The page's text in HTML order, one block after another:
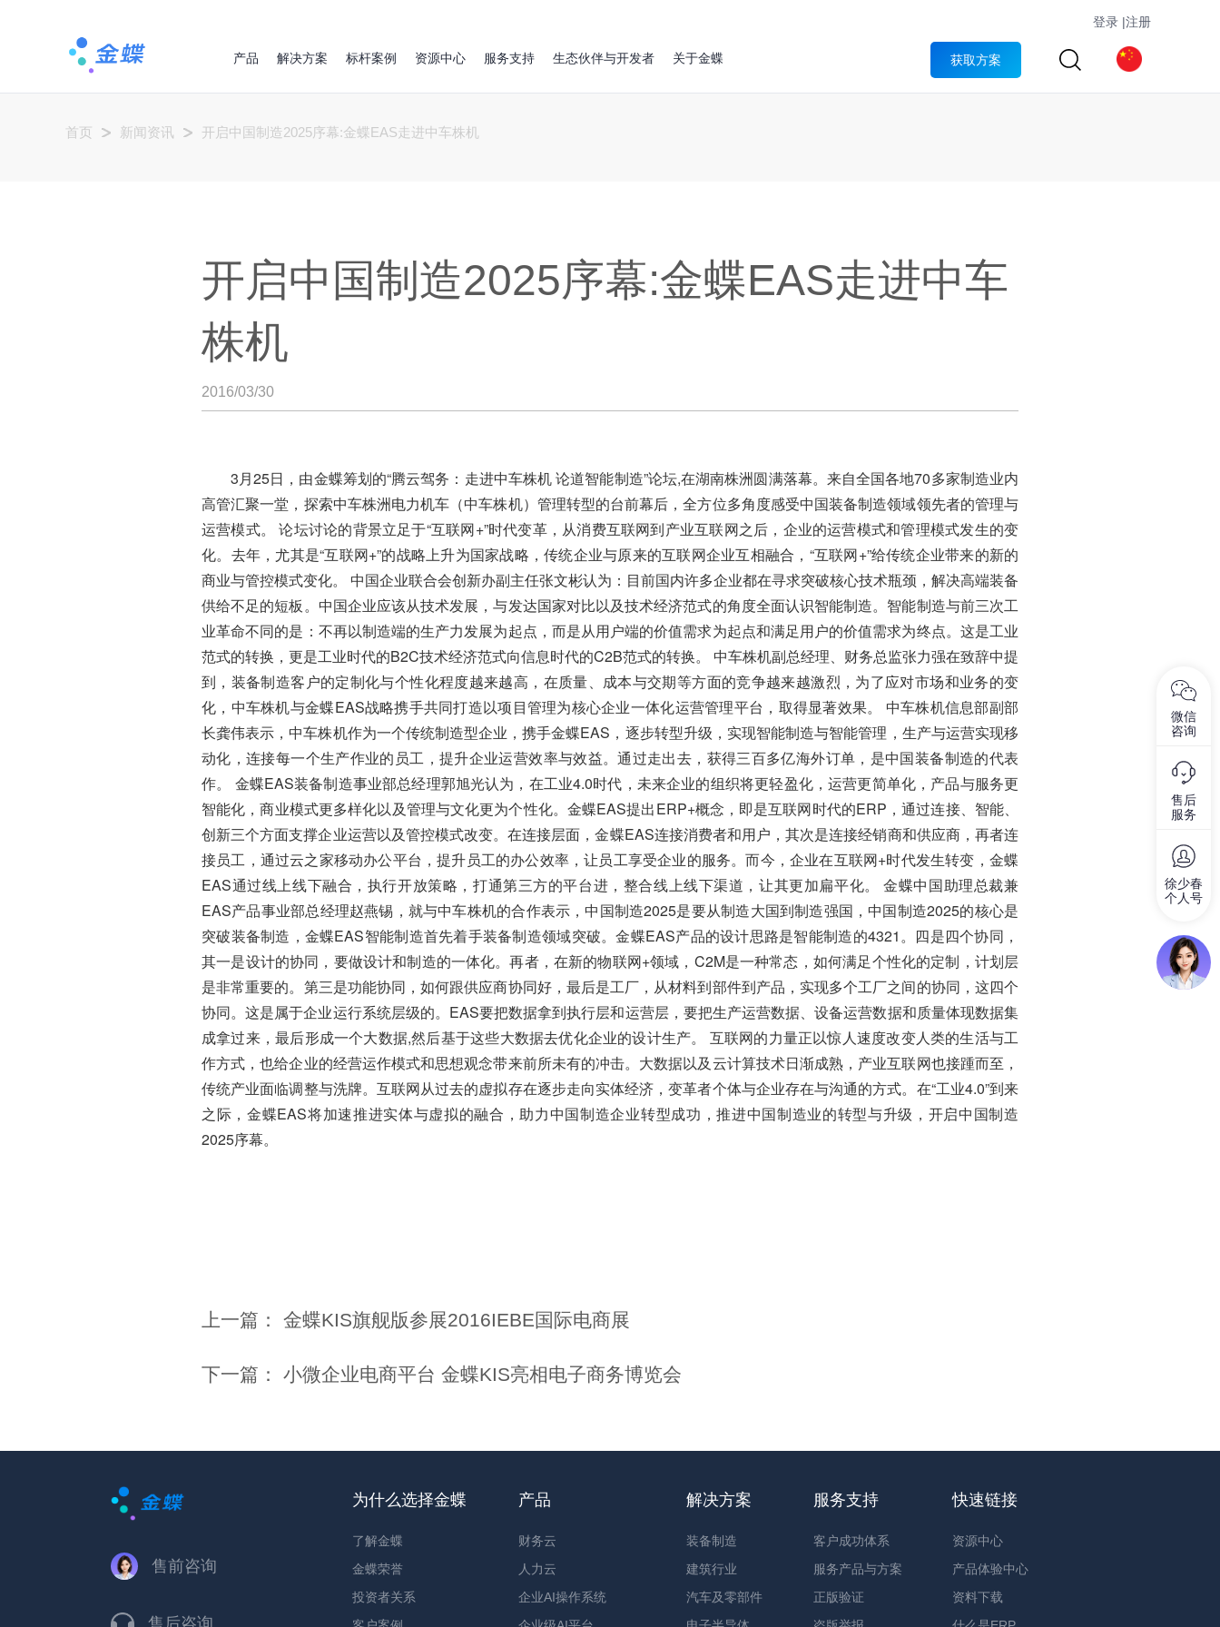
登录 |注册
产品 解决方案 标杆案例 资源中心 服务支持 生态伙伴与开发者 关于金蝶 获取方案
首页 新闻资讯 开启中国制造2025序幕:金蝶EAS走进中车株机
开启中国制造2025序幕:金蝶EAS走进中车
株机
2016/03/30
3月25日，由金蝶筹划的“腾云驾务：走进中车株机 论道智能制造”论坛,在湖南株洲圆满落幕。来自全国各地70多家制造业内
高管汇聚一堂，探索中车株洲电力机车（中车株机）管理转型的台前幕后，全方位多角度感受中国装备制造领域领先者的管理与
运营模式。 论坛讨论的背景立足于“互联网+”时代变革，从消费互联网到产业互联网之后，企业的运营模式和管理模式发生的变
化。去年，尤其是“互联网+”的战略上升为国家战略，传统企业与原来的互联网企业互相融合，“互联网+”给传统企业带来的新的
商业与管控模式变化。 中国企业联合会创新办副主任张文彬认为：目前国内许多企业都在寻求突破核心技术瓶颈，解决高端装备
供给不足的短板。中国企业应该从技术发展，与发达国家对比以及技术经济范式的角度全面认识智能制造。智能制造与前三次工
业革命不同的是：不再以制造端的生产力发展为起点，而是从用户端的价值需求为起点和满足用户的价值需求为终点。这是工业
范式的转换，更是工业时代的B2C技术经济范式向信息时代的C2B范式的转换。 中车株机副总经理、财务总监张力强在致辞中提
到，装备制造客户的定制化与个性化程度越来越高，在质量、成本与交期等方面的竞争越来越激烈，为了应对市场和业务的变
化，中车株机与金蝶EAS战略携手共同打造以项目管理为核心企业一体化运营管理平台，取得显著效果。 中车株机信息部副部
长龚伟表示，中车株机作为一个传统制造型企业，携手金蝶EAS，逐步转型升级，实现智能制造与智能管理，生产与运营实现移
动化，连接每一个生产作业的员工，提升企业运营效率与效益。通过走出去，获得三百多亿海外订单，是中国装备制造的代表
作。 金蝶EAS装备制造事业部总经理郭旭光认为，在工业4.0时代，未来企业的组织将更轻盈化，运营更简单化，产品与服务更
智能化，商业模式更多样化以及管理与文化更为个性化。金蝶EAS提出ERP+概念，即是互联网时代的ERP，通过连接、智能、
创新三个方面支撑企业运营以及管控模式改变。在连接层面，金蝶EAS连接消费者和用户，其次是连接经销商和供应商，再者连
接员工，通过云之家移动办公平台，提升员工的办公效率，让员工享受企业的服务。而今，企业在互联网+时代发生转变，金蝶
EAS通过线上线下融合，执行开放策略，打通第三方的平台进，整合线上线下渠道，让其更加扁平化。 金蝶中国助理总裁兼
EAS产品事业部总经理赵燕锡，就与中车株机的合作表示，中国制造2025是要从制造大国到制造强国，中国制造2025的核心是
突破装备制造，金蝶EAS智能制造首先着手装备制造领域突破。金蝶EAS产品的设计思路是智能制造的4321。四是四个协同，
其一是设计的协同，要做设计和制造的一体化。再者，在新的物联网+领域，C2M是一种常态，如何满足个性化的定制，计划层
是非常重要的。第三是功能协同，如何跟供应商协同好，最后是工厂，从材料到部件到产品，实现多个工厂之间的协同，这四个
协同。这是属于企业运行系统层级的。EAS要把数据拿到执行层和运营层，要把生产运营数据、设备运营数据和质量体现数据集
成拿过来，最后形成一个大数据,然后基于这些大数据去优化企业的设计生产。 互联网的力量正以惊人速度改变人类的生活与工
作方式，也给企业的经营运作模式和思想观念带来前所未有的冲击。大数据以及云计算技术日渐成熟，产业互联网也接踵而至，
传统产业面临调整与洗牌。互联网从过去的虚拟存在逐步走向实体经济，变革者个体与企业存在与沟通的方式。在“工业4.0”到来
之际，金蝶EAS将加速推进实体与虚拟的融合，助力中国制造企业转型成功，推进中国制造业的转型与升级，开启中国制造
2025序幕。
上一篇： 金蝶KIS旗舰版参展2016IEBE国际电商展
下一篇： 小微企业电商平台 金蝶KIS亮相电子商务博览会
售前咨询
为什么选择金蝶
了解金蝶
金蝶荣誉
投资者关系
产品
财务云
人力云
企业AI操作系统
解决方案
装备制造
建筑行业
汽车及零部件
服务支持
客户成功体系
服务产品与方案
正版验证
快速链接
资源中心
产品体验中心
资料下载
微信
咨询
售后
服务
徐少春
个人号